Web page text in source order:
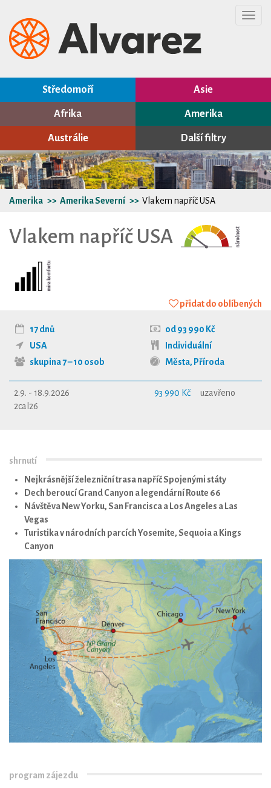
Středomoří Asie
Afrika Amerika
Austrálie Další filtry
Amerika Amerika Severní Vlakem napříč USA
Vlakem napříč USA
přidat do oblíbených
17 dnů
od 93 990 Kč
USA
Individuální
skupina 7 – 10 osob
Města, Příroda
2.9. - 18.9.2026
2cal26
93 990 Kč uzavřeno
shrnutí
Nejkrásnější železniční trasa napříč Spojenými státy
Dech beroucí Grand Canyon a legendární Route 66
Návštěva New Yorku, San Francisca a Los Angeles a Las
Vegas
Turistika v národních parcích Yosemite, Sequoia a Kings
Canyon
program zájezdu